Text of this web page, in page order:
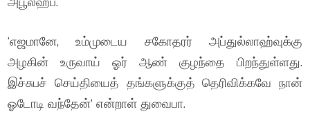
‘எஜமானே, உம்முடைய சகோதரர் அப்துல்லாஹ்வுக்கு
அழகின் உருவாய் ஓர் ஆண் குழந்தை பிறந்துள்ளது.
இச்சுபச் செய்தியைத் தங்களுக்குத் தெரிவிக்கவே நான்
ஓடோடி வந்தேன்’ என்றாள் துவைபா.